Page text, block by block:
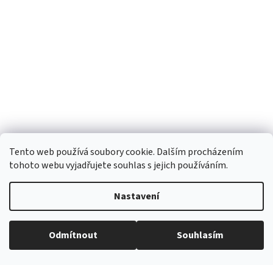
Tento web používá soubory cookie. Dalším procházením
tohoto webu vyjadřujete souhlas s jejich používáním.
Nastavení
Odmítnout Souhlasím